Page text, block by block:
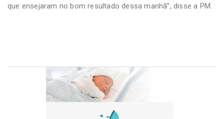
que ensejaram no bom resultado dessa manhã”, disse a PM.